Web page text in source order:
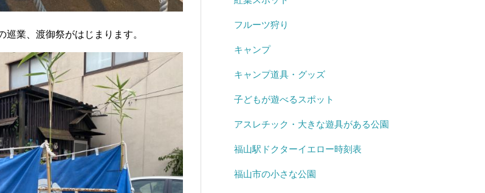
業、渡御祭がはじまります。
フルーツ狩り
キャンプ
キャンプ道具・グッズ
子どもが遊べるスポット
アスレチック・大きな遊具がある公園
福山駅ドクターイエロー時刻表
福山市の小さな公園